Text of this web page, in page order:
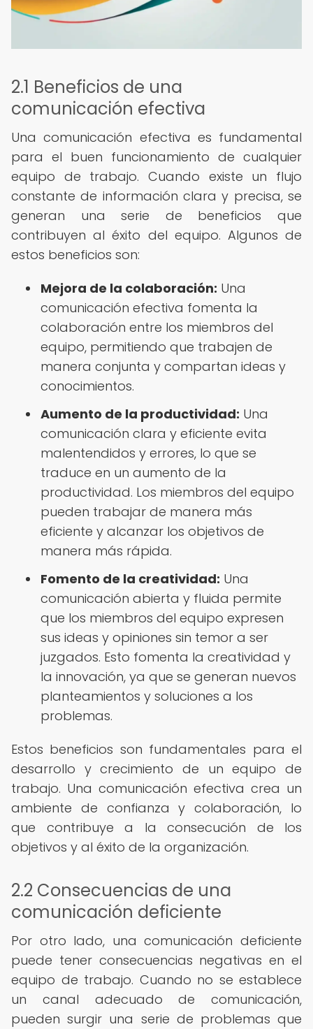
2.1 Beneficios de una
comunicación efectiva
Una comunicación efectiva es fundamental
para el buen funcionamiento de cualquier
equipo de trabajo. Cuando existe un flujo
constante de información clara y precisa, se
generan una serie de beneficios que
contribuyen al éxito del equipo. Algunos de
estos beneficios son:
Mejora de la colaboración: Una
comunicación efectiva fomenta la
colaboración entre los miembros del
equipo, permitiendo que trabajen de
manera conjunta y compartan ideas y
conocimientos.
Aumento de la productividad: Una
comunicación clara y eficiente evita
malentendidos y errores, lo que se
traduce en un aumento de la
productividad. Los miembros del equipo
pueden trabajar de manera más
eficiente y alcanzar los objetivos de
manera más rápida.
Fomento de la creatividad: Una
comunicación abierta y fluida permite
que los miembros del equipo expresen
sus ideas y opiniones sin temor a ser
juzgados. Esto fomenta la creatividad y
la innovación, ya que se generan nuevos
planteamientos y soluciones a los
problemas.
Estos beneficios son fundamentales para el
desarrollo y crecimiento de un equipo de
trabajo. Una comunicación efectiva crea un
ambiente de confianza y colaboración, lo
que contribuye a la consecución de los
objetivos y al éxito de la organización.
2.2 Consecuencias de una
comunicación deficiente
Por otro lado, una comunicación deficiente
puede tener consecuencias negativas en el
equipo de trabajo. Cuando no se establece
un canal adecuado de comunicación,
pueden surgir una serie de problemas que